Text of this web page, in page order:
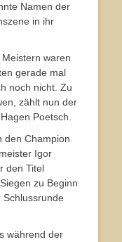
Namen der
in ihr
waren
gerade mal
noch nicht. Zu
zählt nun der
Poetsch.
den Champion
Igor
den Titel
zu Beginn
während der